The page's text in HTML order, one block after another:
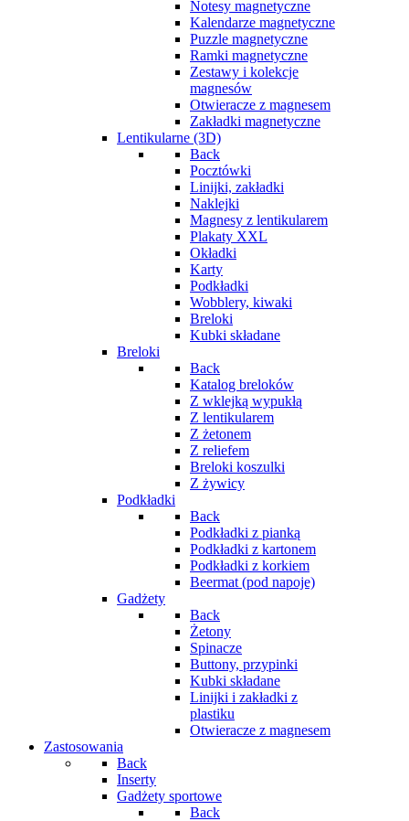
Notesy magnetyczne
Kalendarze magnetyczne
Puzzle magnetyczne
Ramki magnetyczne
Zestawy i kolekcje
magnesów
Otwieracze z magnesem
Zakładki magnetyczne
Lentikularne (3D)
Back
Pocztówki
Linijki, zakładki
Naklejki
Magnesy z lentikularem
Plakaty XXL
Okładki
Karty
Podkładki
Wobblery, kiwaki
Breloki
Kubki składane
Breloki
Back
Katalog breloków
Z wklejką wypukłą
Z lentikularem
Z żetonem
Z reliefem
Breloki koszulki
Z żywicy
Podkładki
Back
Podkładki z pianką
Podkładki z kartonem
Podkładki z korkiem
Beermat (pod napoje)
Gadżety
Back
Żetony
Spinacze
Buttony, przypinki
Kubki składane
Linijki i zakładki z
plastiku
Otwieracze z magnesem
Zastosowania
Back
Inserty
Gadżety sportowe
Back